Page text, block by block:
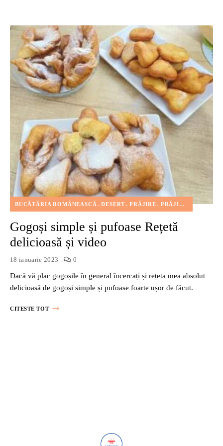
BUCĂTĂRIA ROMÂNEASCĂ DESERT PRĂJIRE PRĂJITURI
Gogoși simple și pufoase Rețetă
delicioasă și video
18 ianuarie 2023 0
Dacă vă plac gogoșile în general încercați și rețeta mea absolut
delicioasă de gogoși simple și pufoase foarte ușor de făcut.
CITESTE TOT